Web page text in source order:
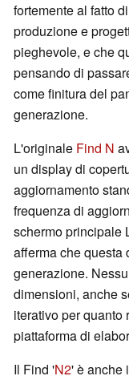
fortemente al fatto
produzione e
pieghevole, e che
pensando di
come finitura del
generazione.
L'originale Find N
un display di
aggiornamento
frequenza di
schermo principale
afferma che questa
generazione.
dimensioni, anche
iterativo per quanto
piattaforma di
Il Find 'N2' è anche